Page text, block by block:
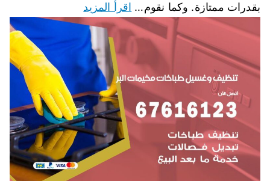
بقدرات ممتازة. وكما نقوم… اقرأ المزيد